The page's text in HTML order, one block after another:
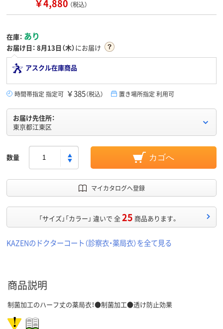
￥4,880 （税込）
在庫： あり
お届け日： 8月13日（木）にお届け
アスクル在庫商品
時間帯指定 指定可 ￥385（税込） 置き場所指定 利用可
お届け先住所：
東京都江東区
数量 カゴへ
マイカタログへ登録
「サイズ」「カラー」 違いで 全25 商品あります。
KAZENのドクターコート（診察衣・薬局衣）を全て見る
商品説明
制菌加工のハーフ丈の薬局衣！●制菌加工●透け防止効果